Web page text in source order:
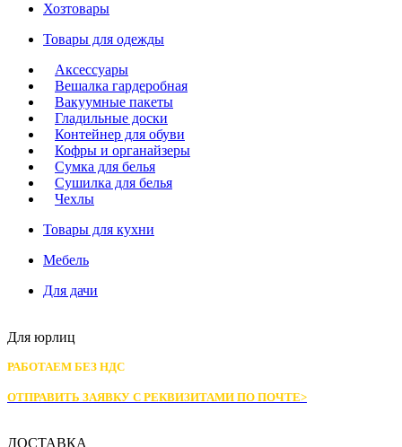
Хозтовары
Товары для одежды
Аксессуары
Вешалка гардеробная
Вакуумные пакеты
Гладильные доски
Контейнер для обуви
Кофры и органайзеры
Сумка для белья
Сушилка для белья
Чехлы
Товары для кухни
Мебель
Для дачи
Для юрлиц
РАБОТАЕМ БЕЗ НДС
ОТПРАВИТЬ ЗАЯВКУ С РЕКВИЗИТАМИ ПО ПОЧТЕ>
ДОСТАВКА